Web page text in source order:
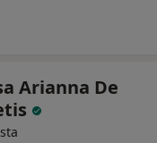
Arianna De